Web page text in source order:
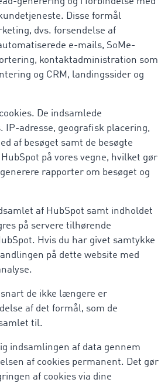
Disse formål
dvs. forsendelse af
e-mails, SoMe-
kontaktadministration som
og CRM, landingssider og
De indsamlede
IP-adresse, geografisk placering,
af besøget samt de besøgte
på vores vegne, hvilket gør
rapporter om besøget og
af HubSpot samt indholdet
på servere tilhørende
Hvis du har givet samtykke
på dette website med
snart de ikke længere er
af det formål, som de
til.
indsamlingen af data gennem
af cookies permanent. Det gør
af cookies via dine